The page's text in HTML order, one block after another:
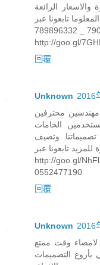
والاسعار الرائعة
تابعونا عبر
789896332 _
http://goo.gl/
回覆
Unknown 2016
محترفين
الخامات
وتضيف
للمزيد تابعونا عبر
http://goo.gl/
0552477190
回覆
Unknown 2016
وقت ممتع
التصميمات